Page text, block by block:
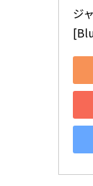
ジ